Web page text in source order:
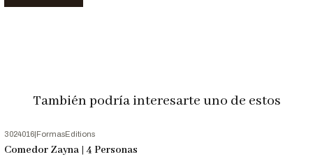
También podría interesarte uno de estos
OFF
3024016|FormasEditions
Comedor Zayna | 4 Personas